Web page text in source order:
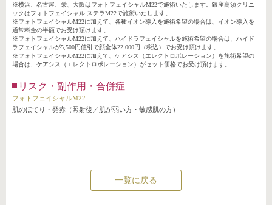
※横浜、名古屋、栄、大阪はフォトフェイシャルM22で施術いたします。銀座高須クリニ
ックはフォトフェイシャル ステラM22で施術いたします。
※フォトフェイシャルM22に加えて、各種イオン導入を施術希望の場合は、イオン導入を
通常料金の半額でお受け頂けます。
※フォトフェイシャルM22に加えて、ハイドラフェイシャルを施術希望の場合は、ハイド
ラフェイシャルが5,500円値引で顔全体22,000円（税込）でお受け頂けます。
※フォトフェイシャルM22に加えて、ケアシス（エレクトロポレーション）を施術希望の
場合は、ケアシス（エレクトロポレーション）がセット価格でお受け頂けます。
リスク・副作用・合併症
フォトフェイシャルM22
肌のほてり・発赤（照射後／肌が弱い方・敏感肌の方）
一覧に戻る